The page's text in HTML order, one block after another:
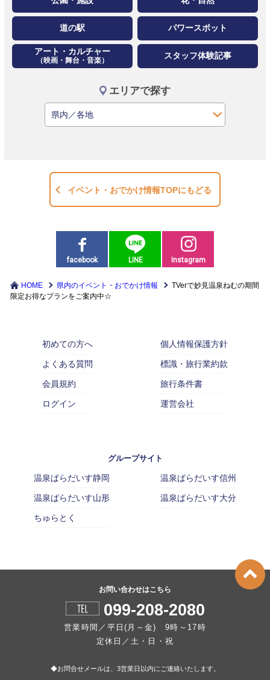
道の駅 パワースポット
アート・カルチャー
（映画・舞台・音楽） スタッフ体験記事
エリアで探す
イベント・おでかけ情報TOPにもどる
facebook LINE Instagram
HOME 県内のイベント・おでかけ情報
TVerで妙見温泉ねむの期間
限定お得なプランをご案内中☆
初めての方へ
よくある質問
会員規約
ログイン
個人情報保護方針
標識・旅行業約款
旅行条件書
運営会社
グループサイト
温泉ぱらだいす静岡
温泉ぱらだいす山形
ちゅらとく
温泉ぱらだいす信州
温泉ぱらだいす大分
お問い合わせはこちら
099-208-2080
営業時間／平日(月～金) 9時～17時
定休日／土・日・祝
◆お問合せメールは、3営業日以内にご連絡いたします。